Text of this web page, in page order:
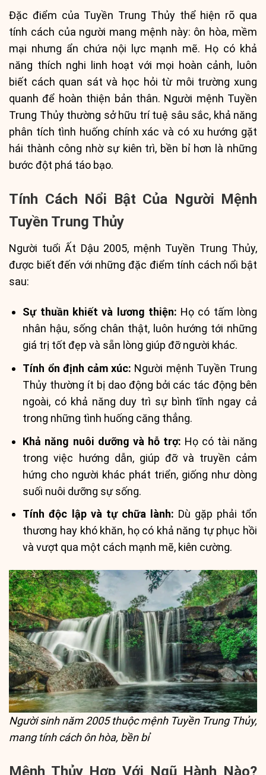
Đặc điểm của Tuyền Trung Thủy thể hiện rõ qua
tính cách của người mang mệnh này: ôn hòa, mềm
mại nhưng ẩn chứa nội lực mạnh mẽ. Họ có khả
năng thích nghi linh hoạt với mọi hoàn cảnh, luôn
biết cách quan sát và học hỏi từ môi trường xung
quanh để hoàn thiện bản thân. Người mệnh Tuyền
Trung Thủy thường sở hữu trí tuệ sâu sắc, khả năng
phân tích tình huống chính xác và có xu hướng gặt
hái thành công nhờ sự kiên trì, bền bỉ hơn là những
bước đột phá táo bạo.
Tính Cách Nổi Bật Của Người Mệnh
Tuyền Trung Thủy
Người tuổi Ất Dậu 2005, mệnh Tuyền Trung Thủy,
được biết đến với những đặc điểm tính cách nổi bật
sau:
Sự thuần khiết và lương thiện: Họ có tấm lòng
nhân hậu, sống chân thật, luôn hướng tới những
giá trị tốt đẹp và sẵn lòng giúp đỡ người khác.
Tính ổn định cảm xúc: Người mệnh Tuyền Trung
Thủy thường ít bị dao động bởi các tác động bên
ngoài, có khả năng duy trì sự bình tĩnh ngay cả
trong những tình huống căng thẳng.
Khả năng nuôi dưỡng và hỗ trợ: Họ có tài năng
trong việc hướng dẫn, giúp đỡ và truyền cảm
hứng cho người khác phát triển, giống như dòng
suối nuôi dưỡng sự sống.
Tính độc lập và tự chữa lành: Dù gặp phải tổn
thương hay khó khăn, họ có khả năng tự phục hồi
và vượt qua một cách mạnh mẽ, kiên cường.
Người sinh năm 2005 thuộc mệnh Tuyền Trung Thủy,
mang tính cách ôn hòa, bền bỉ
Mệnh Thủy Hợp Với Ngũ Hành Nào?